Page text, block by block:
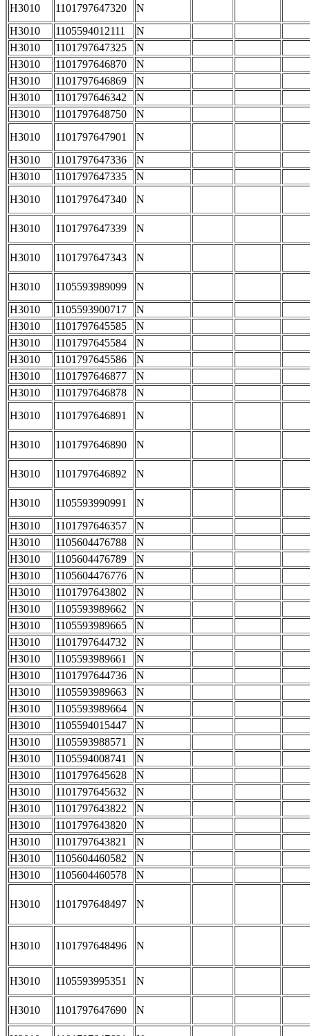
H3010
1101797647320
N
H3010
1105594012111
N
H3010
1101797647325
N
H3010
1101797646870
N
H3010
1101797646869
N
H3010
1101797646342
N
H3010
1101797648750
N
H3010
1101797647901
N
H3010
1101797647336
N
H3010
1101797647335
N
H3010
1101797647340 N
H3010 1101797647339 N
H3010 1101797647343 N
H3010 1105593989099
N
H3010
1105593900717
N
H3010
1101797645585
N
H3010
1101797645584
N
H3010
1101797645586
N
H3010
1101797646877
N
H3010
1101797646878
N
H3010
1101797646891 N
H3010 1101797646890 N
H3010 1101797646892 N
H3010 1105593990991
N
H3010
1101797646357
N
H3010
1105604476788
N
H3010
1105604476789
N
H3010
1105604476776
N
H3010
1101797643802
N
H3010
1105593989662
N
H3010
1105593989665
N
H3010
1101797644732
N
H3010
1105593989661
N
H3010
1101797644736
N
H3010
1105593989663
N
H3010
1105593989664
N
H3010
1105594015447
N
H3010
1105593988571
N
H3010
1105594008741
N
H3010
1101797645628
N
H3010
1101797645632
N
H3010
1101797643822
N
H3010
1101797643820
N
H3010
1101797643821
N
H3010
1105604460582
N
H3010
1105604460578 N
H3010 1101797648497 N
H3010 1101797648496 N
H3010 1105593995351 N
H3010 1101797647690 N